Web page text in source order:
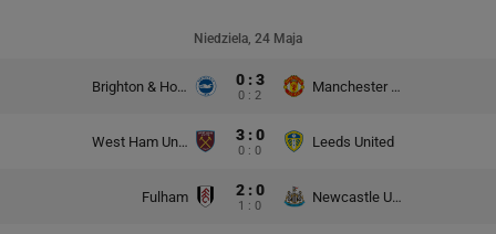
Niedziela, 24 Maja
Brighton & Hove Albion 0 : 3
0 : 2
Manchester United
West Ham United 3 : 0
0 : 0
Leeds United
Fulham 2 : 0
1 : 0
Newcastle United